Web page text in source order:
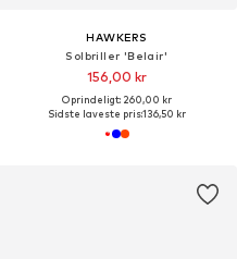
HAWKERS
Solbriller 'Belair'
156,00 kr
Oprindeligt: 260,00 kr
Sidste laveste pris:136,50 kr